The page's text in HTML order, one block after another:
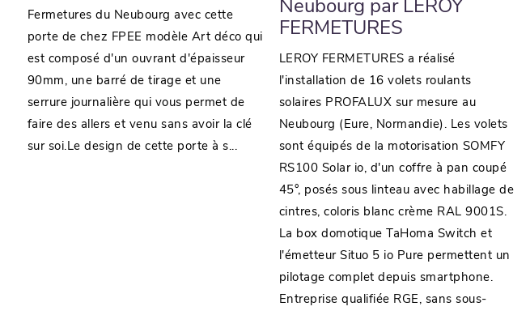
Fermetures du Neubourg avec cette
porte de chez FPEE modèle Art déco qui
est composé d'un ouvrant d'épaisseur
90mm, une barré de tirage et une
serrure journalière qui vous permet de
faire des allers et venu sans avoir la clé
sur soi.Le design de cette porte à s...
Neubourg par LEROY
FERMETURES
LEROY FERMETURES a réalisé
l'installation de 16 volets roulants
solaires PROFALUX sur mesure au
Neubourg (Eure, Normandie). Les volets
sont équipés de la motorisation SOMFY
RS100 Solar io, d'un coffre à pan coupé
45°, posés sous linteau avec habillage de
cintres, coloris blanc crème RAL 9001S.
La box domotique TaHoma Switch et
l'émetteur Situo 5 io Pure permettent un
pilotage complet depuis smartphone.
Entreprise qualifiée RGE, sans sous-